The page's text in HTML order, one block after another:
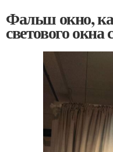
Фальш окно,
светового окна